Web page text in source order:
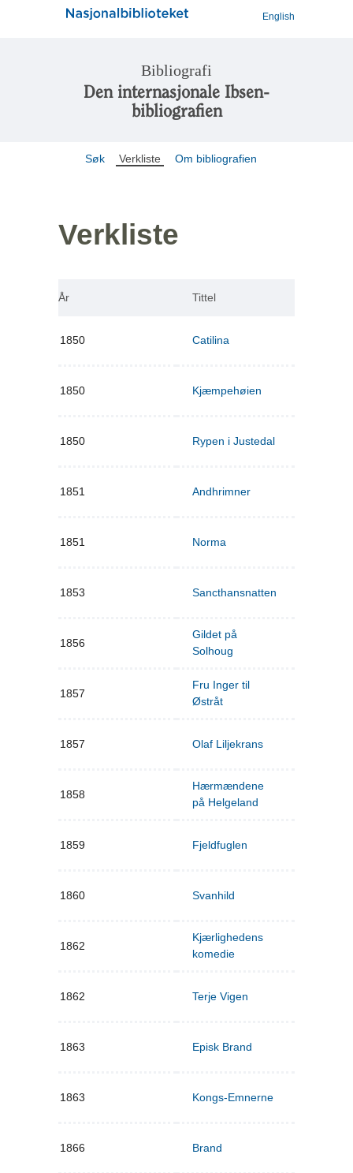
English
Bibliografi
Den internasjonale Ibsen-
bibliografien
Søk Verkliste Om bibliografien
Verkliste
År Tittel
1850 Catilina
1850 Kjæmpehøien
1850 Rypen i Justedal
1851 Andhrimner
1851 Norma
1853 Sancthansnatten
1856
Gildet på
Solhoug
1857
Fru Inger til
Østråt
1857 Olaf Liljekrans
1858
Hærmændene
på Helgeland
1859 Fjeldfuglen
1860 Svanhild
1862
Kjærlighedens
komedie
1862 Terje Vigen
1863 Episk Brand
1863 Kongs-Emnerne
1866 Brand